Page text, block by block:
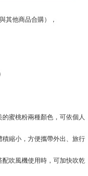
其他商品合購），
蜜桃粉兩種顏色，可依個人
縮小，方便攜帶外出、旅行
吹風機使用時，可加快吹乾